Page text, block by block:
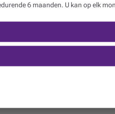
6 maanden. U kan op elk